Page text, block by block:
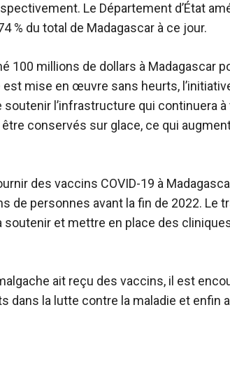
Le Département d’État
% du total de Madagascar à ce jour.
100 millions de dollars à Madagascar
mise en œuvre sans heurts,
l’infrastructure qui continuera
conservés sur glace, ce qui
des vaccins COVID-19 à
personnes avant la fin de 2022. Le
et mettre en place des
ait reçu des vaccins, il est
dans la lutte contre la maladie et enfin